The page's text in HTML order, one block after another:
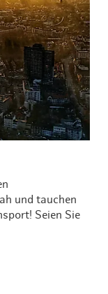
und tauchen
Seien Sie